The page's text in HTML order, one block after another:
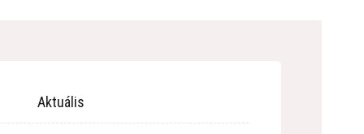
Aktuális